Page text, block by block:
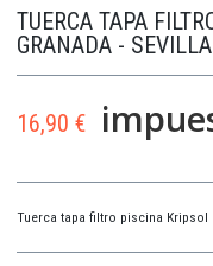
TUERCA TAPA
GRANADA - SEVILLA
16,90 €
Tuerca tapa filtro piscina